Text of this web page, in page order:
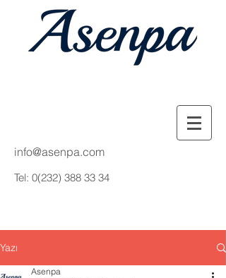
info@asenpa.com
Tel: 0(232) 388 33 34
Yazı
Asenpa